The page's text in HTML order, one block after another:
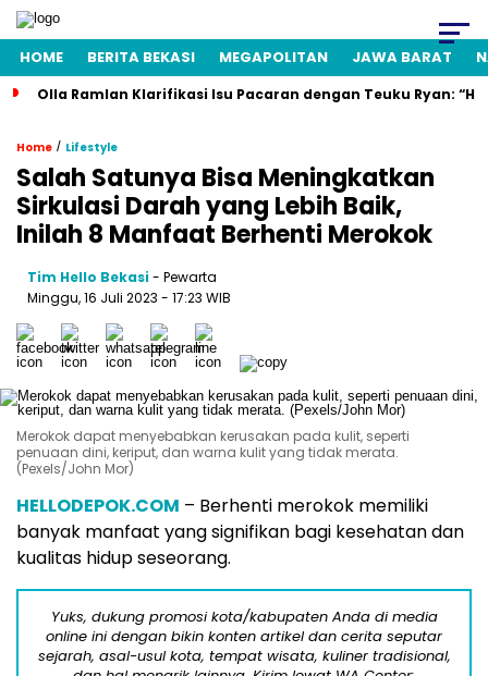
HOME BERITA BEKASI MEGAPOLITAN JAWA BARAT
Olla Ramlan Klarifikasi Isu Pacaran dengan Teuku Ryan:
Home / Lifestyle
Salah Satunya Bisa Meningkatkan
Sirkulasi Darah yang Lebih Baik,
Inilah 8 Manfaat Berhenti Merokok
Tim Hello Bekasi- Pewarta
Minggu, 16 Juli 2023 - 17:23 WIB
Merokok dapat menyebabkan kerusakan pada kulit, seperti
penuaan dini, keriput, dan warna kulit yang tidak merata.
(Pexels/John Mor)
HELLODEPOK.COM – Berhenti merokok memiliki
banyak manfaat yang signifikan bagi kesehatan dan
kualitas hidup seseorang.
Yuks, dukung promosi kota/kabupaten Anda di media
online ini dengan bikin konten artikel dan cerita seputar
sejarah, asal-usul kota, tempat wisata, kuliner tradisional,